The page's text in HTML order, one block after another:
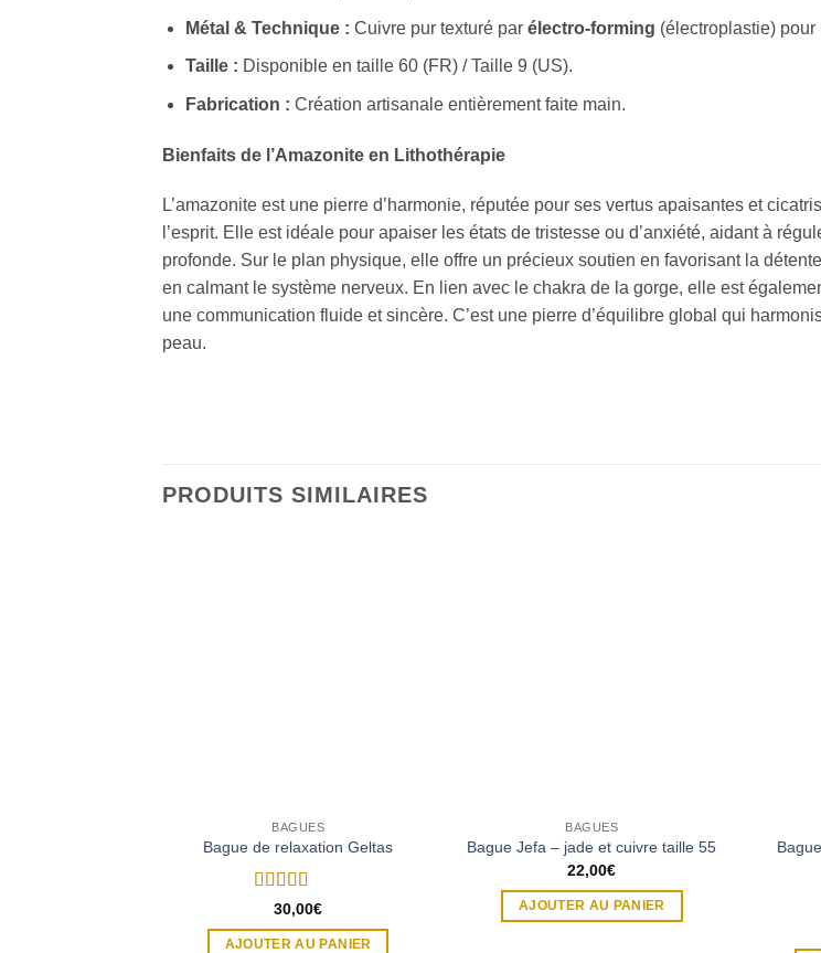
Métal & Technique : Cuivre pur texturé par électro-forming (électroplastie)
Taille : Disponible en taille 60 (FR) / Taille 9 (US).
Fabrication : Création artisanale entièrement faite main.
Bienfaits de l’Amazonite en Lithothérapie
L’amazonite est une pierre d’harmonie, réputée pour ses vertus apaisantes et
l’esprit. Elle est idéale pour apaiser les états de tristesse ou d’anxiété, aidant à
profonde. Sur le plan physique, elle offre un précieux soutien en favorisant la
en calmant le système nerveux. En lien avec le chakra de la gorge, elle est
une communication fluide et sincère. C’est une pierre d’équilibre global qui
peau.
PRODUITS SIMILAIRES
BAGUES
Bague de relaxation Geltas
Note 5sur 5
30,00€
AJOUTER AU PANIER
BAGUES
Bague Jefa – jade et cuivre taille 55
22,00€
AJOUTER AU PANIER